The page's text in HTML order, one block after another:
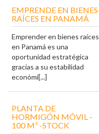
EMPRENDE EN BIENES
RAÍCES EN PANAMÁ
Emprender en bienes raíces
en Panamá es una
oportunidad estratégica
gracias a su estabilidad
económi[...]
PLANTA DE
HORMIGÓN MÓVIL -
100 M³ -STOCK